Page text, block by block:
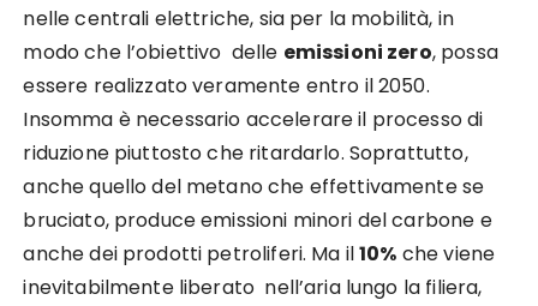
nelle centrali elettriche, sia per la mobilità, in
modo che l’obiettivo delle emissioni zero, possa
essere realizzato veramente entro il 2050.
Insomma è necessario accelerare il processo di
riduzione piuttosto che ritardarlo. Soprattutto,
anche quello del metano che effettivamente se
bruciato, produce emissioni minori del carbone e
anche dei prodotti petroliferi. Ma il10% che viene
inevitabilmente liberato nell’aria lungo la filiera,